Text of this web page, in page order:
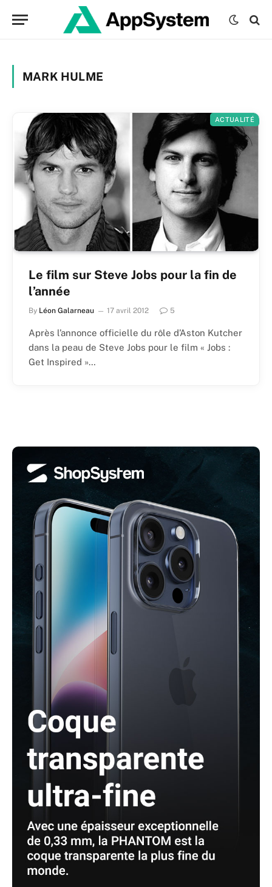
MARK HULME
ACTUALITÉ
Le film sur Steve Jobs pour la fin de
l’année
By Léon Galarneau 17 avril 2012 5
Après l’annonce officielle du rôle d’Aston Kutcher
dans la peau de Steve Jobs pour le film « Jobs :
Get Inspired »…